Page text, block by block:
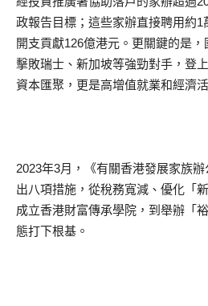
政報告目標；這些家辦直接聘用約
開支貢獻126億港元。更關鍵的是
擊敗瑞士、新加坡等強勁對手，登
資本匯聚，更是高增值就業和經濟
2023年3月，《有關香港發展家族
出八項措施，從稅務寬減、優化「
成立香港財富傳承學院，到舉辦「
態打下根基。